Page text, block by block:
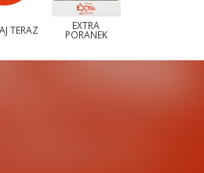
TERAZ EXTRA
PORANEK